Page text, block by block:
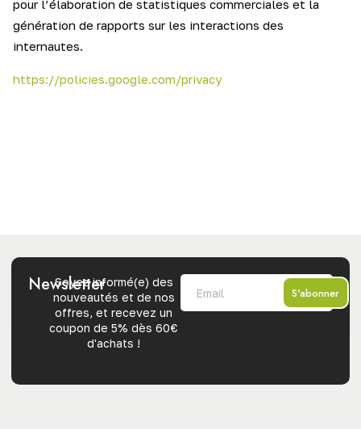
pour l’élaboration de statistiques commerciales et la
génération de rapports sur les interactions des
internautes.
https://policies.google.com/privacy
Newsletter
Soyez informé(e) des
nouveautés et de nos
offres, et recevez un
coupon de 5% dès 60€
d'achats !
S'abonner